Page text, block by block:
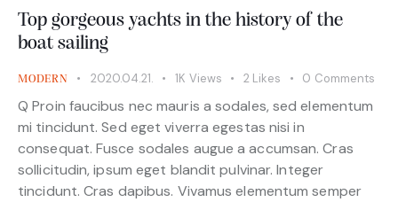
Top gorgeous yachts in the history of the
boat sailing
MODERN 2020.04.21. 1K Views 2 Likes 0 Comments
Q Proin faucibus nec mauris a sodales, sed elementum
mi tincidunt. Sed eget viverra egestas nisi in
consequat. Fusce sodales augue a accumsan. Cras
sollicitudin, ipsum eget blandit pulvinar. Integer
tincidunt. Cras dapibus. Vivamus elementum semper